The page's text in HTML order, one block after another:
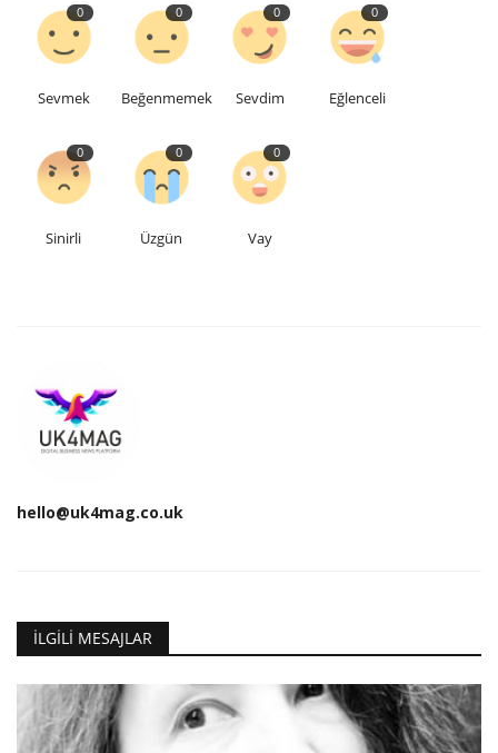
0
Sevmek
0
Beğenmemek
0
Sevdim
0
Eğlenceli
0
Sinirli
0
Üzgün
0
Vay
hello@uk4mag.co.uk
İLGILI MESAJLAR